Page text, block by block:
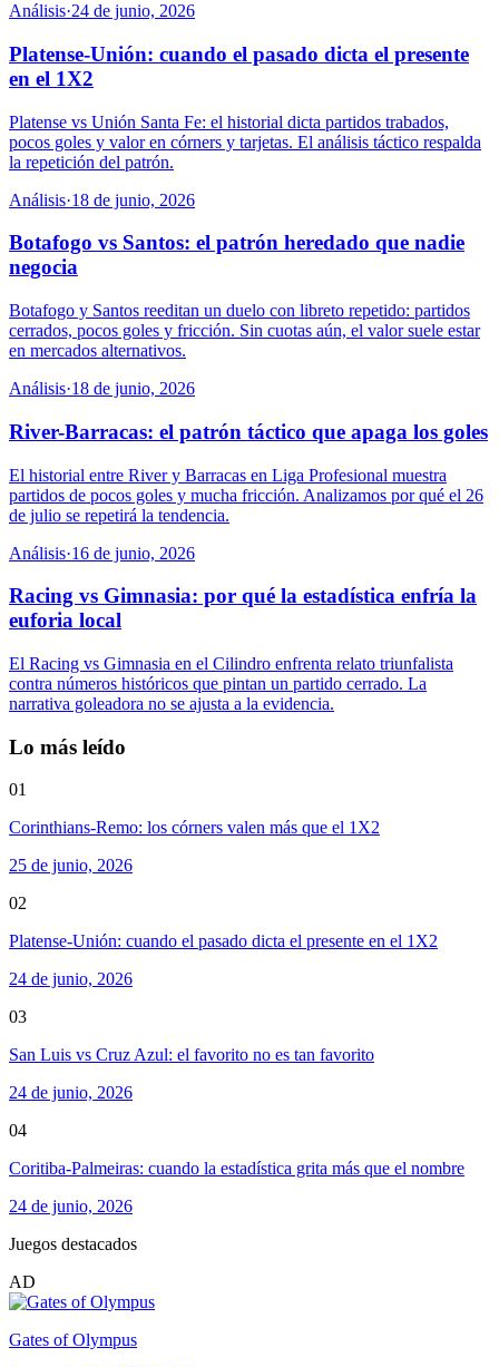
Análisis·24 de junio, 2026
Platense-Unión: cuando el pasado dicta el presente
en el 1X2
Platense vs Unión Santa Fe: el historial dicta partidos trabados,
pocos goles y valor en córners y tarjetas. El análisis táctico respalda
la repetición del patrón.
Análisis·18 de junio, 2026
Botafogo vs Santos: el patrón heredado que nadie
negocia
Botafogo y Santos reeditan un duelo con libreto repetido: partidos
cerrados, pocos goles y fricción. Sin cuotas aún, el valor suele estar
en mercados alternativos.
Análisis·18 de junio, 2026
River-Barracas: el patrón táctico que apaga los goles
El historial entre River y Barracas en Liga Profesional muestra
partidos de pocos goles y mucha fricción. Analizamos por qué el 26
de julio se repetirá la tendencia.
Análisis·16 de junio, 2026
Racing vs Gimnasia: por qué la estadística enfría la
euforia local
El Racing vs Gimnasia en el Cilindro enfrenta relato triunfalista
contra números históricos que pintan un partido cerrado. La
narrativa goleadora no se ajusta a la evidencia.
Lo más leído
01
Corinthians-Remo: los córners valen más que el 1X2
25 de junio, 2026
02
Platense-Unión: cuando el pasado dicta el presente en el 1X2
24 de junio, 2026
03
San Luis vs Cruz Azul: el favorito no es tan favorito
24 de junio, 2026
04
Coritiba-Palmeiras: cuando la estadística grita más que el nombre
24 de junio, 2026
Juegos destacados
AD
Gates of Olympus